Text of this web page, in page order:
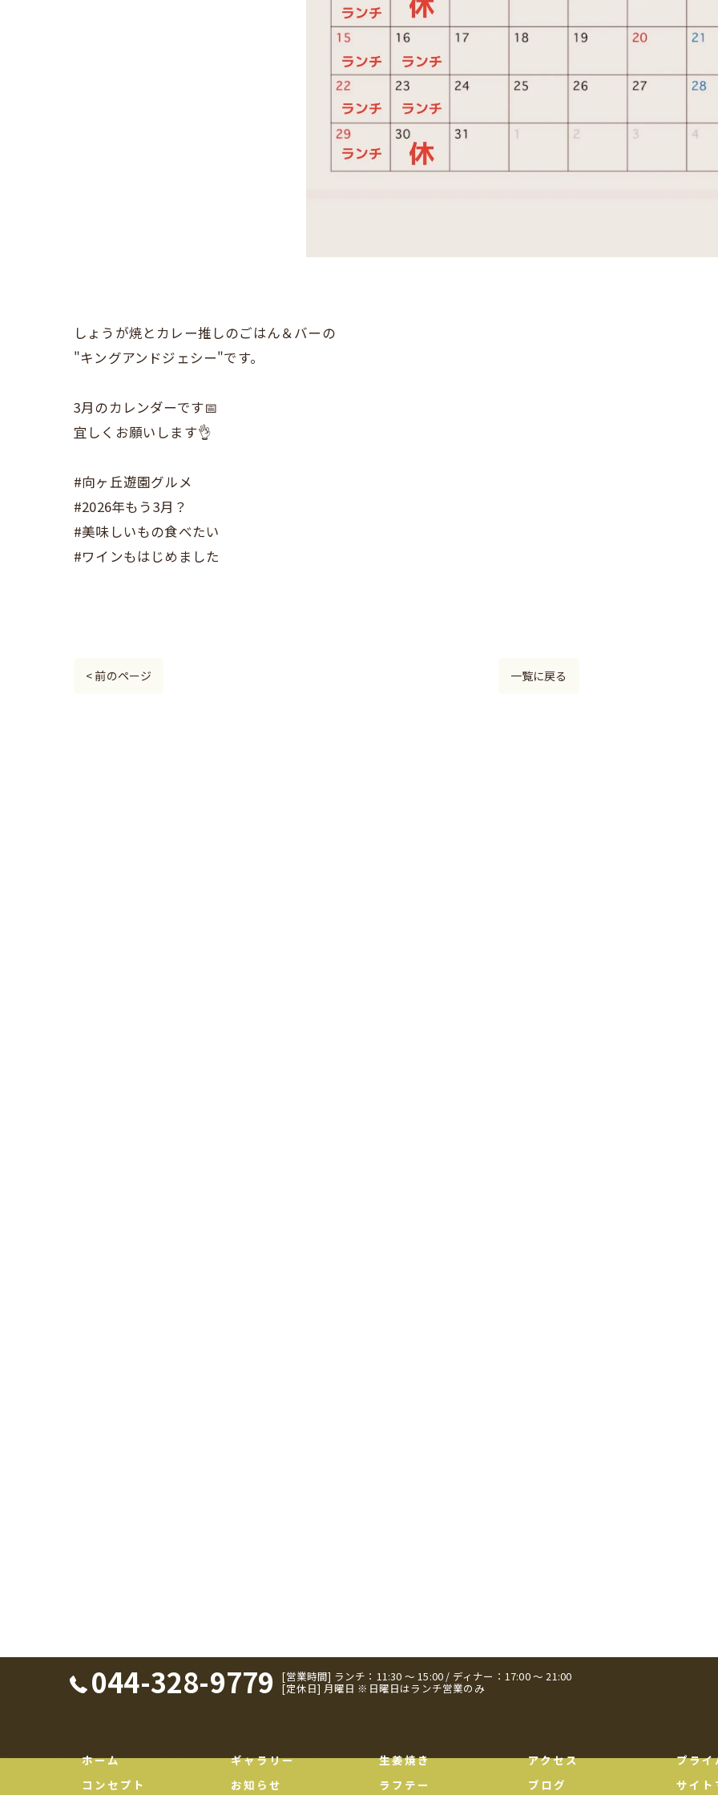
しょうが焼とカレー推しのごはん＆バーの
"キングアンドジェシー"です。
3月のカレンダーです📅
宜しくお願いします👌
#向ヶ丘遊園グルメ
#2026年もう3月？
#美味しいもの食べたい
#ワインもはじめました
< 前のページ 一覧に戻る
044-328-9779 [営業時間] ランチ：11:30 ～ 15:00 / ディナー：17:00 ～ 21:00
[定休日] 月曜日 ※日曜日はランチ営業のみ
ホーム
コンセプト
ギャラリー
お知らせ
生姜焼き
ラフテー
アクセス
ブログ
プラ
サイト